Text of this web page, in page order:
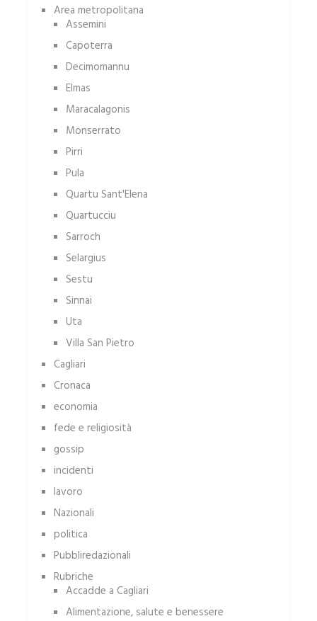
Area metropolitana
Assemini
Capoterra
Decimomannu
Elmas
Maracalagonis
Monserrato
Pirri
Pula
Quartu Sant'Elena
Quartucciu
Sarroch
Selargius
Sestu
Sinnai
Uta
Villa San Pietro
Cagliari
Cronaca
economia
fede e religiosità
gossip
incidenti
lavoro
Nazionali
politica
Pubbliredazionali
Rubriche
Accadde a Cagliari
Alimentazione, salute e benessere